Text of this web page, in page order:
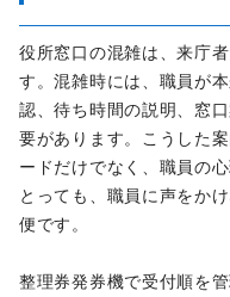
役所窓口の混雑は、来庁
す。混雑時には、職員が
認、待ち時間の説明、窓
要があります。こうした
ードだけでなく、職員の
とっても、職員に声をか
便です。
整理券発券機で受付順を